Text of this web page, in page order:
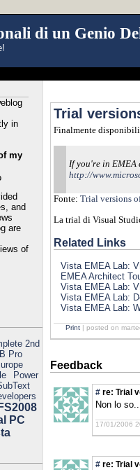
di un Genio
in
my
and
are
of
2nd
Pro
Power
PC
Trial
Finalmente
If you're in EMEA
http://
Fonte: Trial versions
La trial di Visual
Related Links
Vista EMEA Lab:
EMEA Architect
Vista EMEA Lab:
Vista EMEA Lab:
Vista EMEA Lab:
Print | posted on
Feedback
# re: Trial
Non lo
17/01/2006
# re: Trial